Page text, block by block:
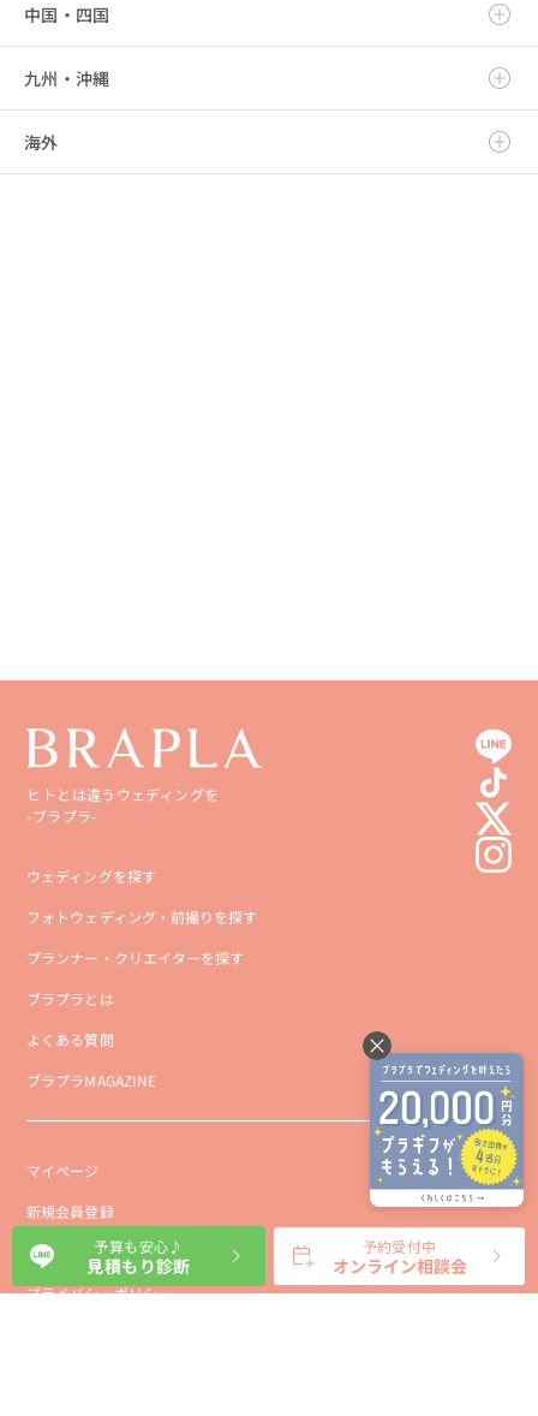
山形県
福島県
埼玉県
千葉県
東京都
愛知県
三重県
富山県
石川県
福井県
滋賀県
京都府
大阪府
中国・四国
鳥取県
島根県
九州・沖縄
福岡県
海外
ヒトとは違うウェディングを
-ブラプラ-
ウェディングを探す
フォトウェディング・前撮りを探す
プランナー・クリエイターを探す
ブラプラとは
よくある質問
ブラプラMAGAZINE
マイページ
新規会員登録
会社概要
プライバシーポリシー
予算も安心♪
見積もり診断
予約受付中
オンライン相談会